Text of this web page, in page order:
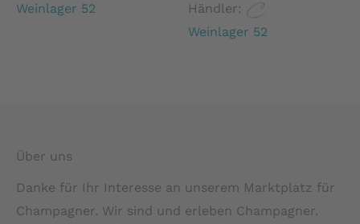
Weinlager 52
Händler:
Weinlager 52
Über uns
Danke für Ihr Interesse an unserem Marktplatz für
Champagner. Wir sind und erleben Champagner.